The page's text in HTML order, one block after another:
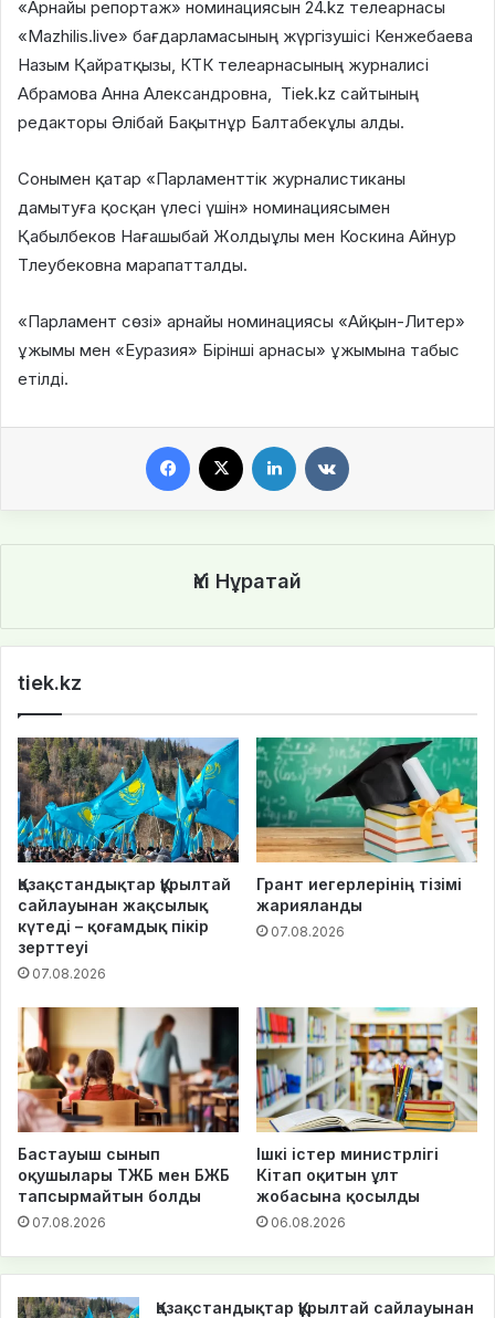
«Арнайы репортаж» номинациясын 24.kz телеарнасы
«Mazhilis.live» бағдарламасының жүргізушісі Кенжебаева
Назым Қайратқызы, КТК телеарнасының журналисі
Абрамова Анна Александровна, Tiek.kz сайтының
редакторы Әлібай Бақытнұр Балтабекұлы алды.
Сонымен қатар «Парламенттік журналистиканы
дамытуға қосқан үлесі үшін» номинациясымен
Қабылбеков Нағашыбай Жолдыұлы мен Коскина Айнур
Тлеубековна марапатталды.
«Парламент сөзі» арнайы номинациясы «Айқын-Литер»
ұжымы мен «Еуразия» Бірінші арнасы» ұжымына табыс
етілді.
Үкі Нұратай
tiek.kz
Қазақстандықтар Құрылтай
сайлауынан жақсылық
күтеді – қоғамдық пікір
зерттеуі
07.08.2026
Грант иегерлерінің тізімі
жарияланды
07.08.2026
Бастауыш сынып
оқушылары ТЖБ мен БЖБ
тапсырмайтын болды
07.08.2026
Ішкі істер министрлігі
Кітап оқитын ұлт
жобасына қосылды
06.08.2026
Қазақстандықтар Құрылтай сайлауынан